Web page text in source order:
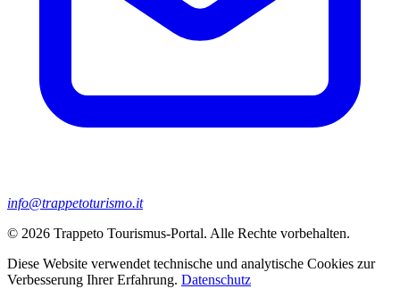
info@trappetoturismo.it
© 2026 Trappeto Tourismus-Portal. Alle Rechte vorbehalten.
Diese Website verwendet technische und analytische Cookies zur
Verbesserung Ihrer Erfahrung. Datenschutz